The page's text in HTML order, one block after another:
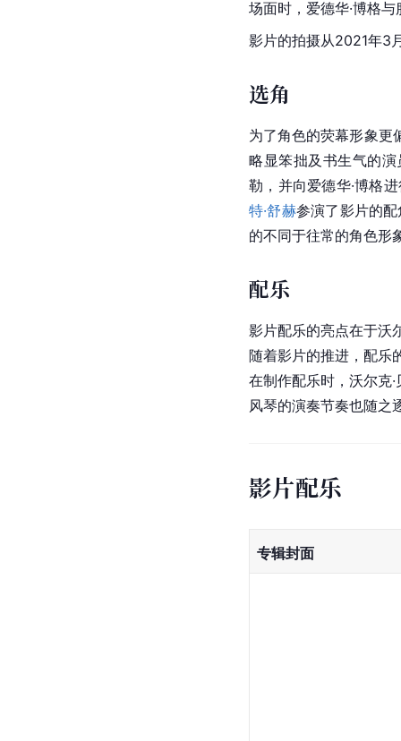
场面时， 爱德华·博格与
影片的拍摄从2021年3
选角
为了角色的荧幕形象更
略显笨拙及书生气的演
勒，并向爱德华·博格
特·舒赫参演了影片的
的不同于往常的角色形
配乐
影片配乐的亮点在于沃
随着影片的推进，配乐
在制作配乐时，沃尔克
风琴的演奏节奏也随之
影片配乐
专辑封面